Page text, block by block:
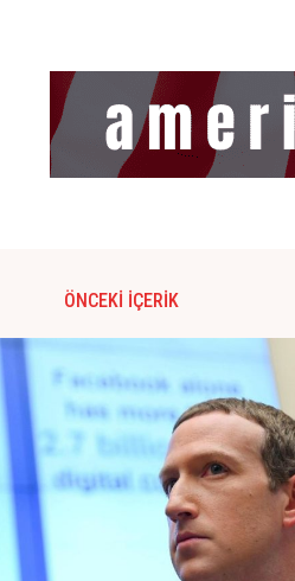
ÖNCEKI İÇERIK